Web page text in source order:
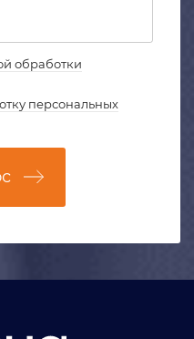
обработки
персональных